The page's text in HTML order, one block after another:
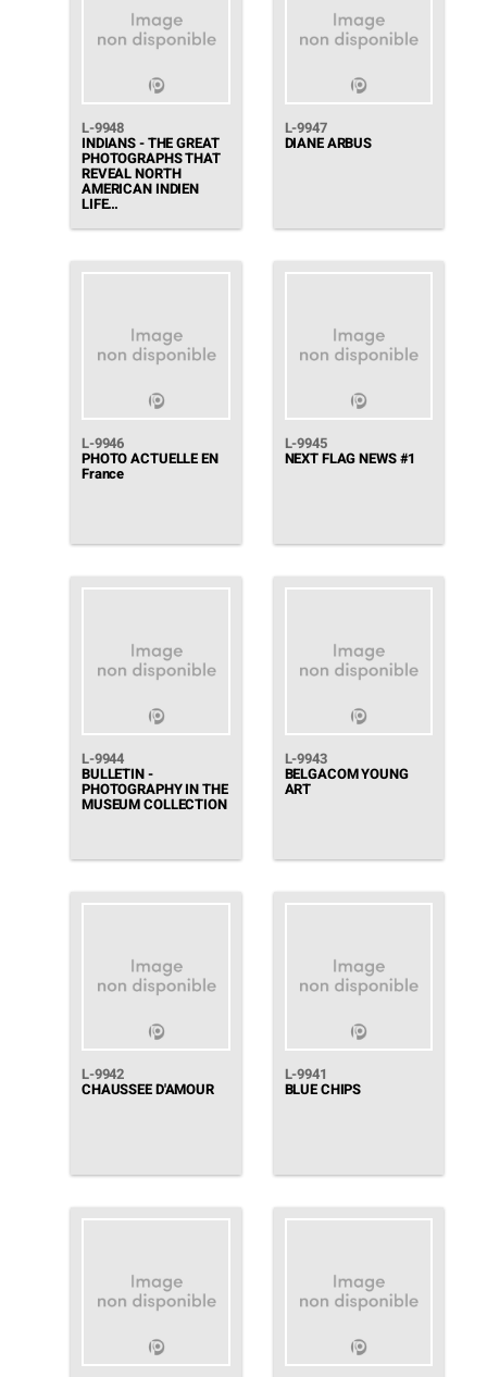
L-9948
INDIANS - THE GREAT
PHOTOGRAPHS THAT
REVEAL NORTH
AMERICAN INDIEN
LIFE…
L-9947
DIANE ARBUS
L-9946
PHOTO ACTUELLE EN
France
L-9945
NEXT FLAG NEWS #1
L-9944
BULLETIN -
PHOTOGRAPHY IN THE
MUSEUM COLLECTION
L-9943
BELGACOM YOUNG
ART
L-9942
CHAUSSEE D'AMOUR
L-9941
BLUE CHIPS